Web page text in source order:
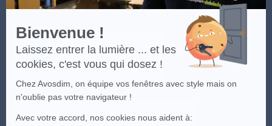
Bienvenue !
Laissez entrer la lumière ... et les
cookies, c'est vous qui dosez !
Chez Avosdim, on équipe vos fenêtres avec style mais on
n'oublie pas votre navigateur !
Avec votre accord, nos cookies nous aident à: